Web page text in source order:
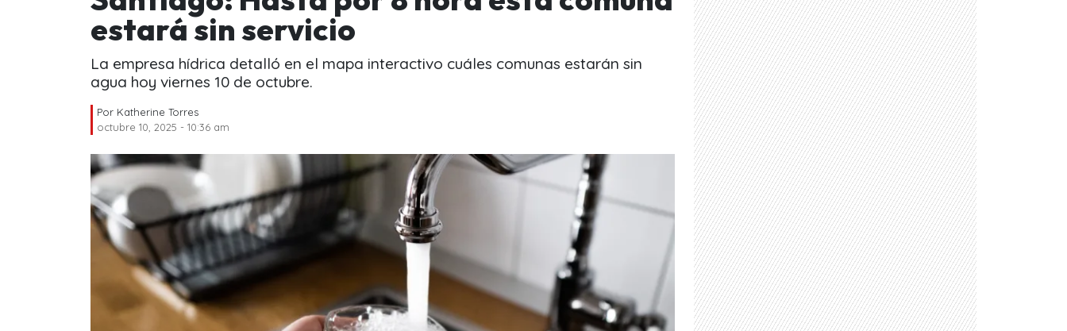
estará sin servicio
La empresa hídrica detalló en el mapa interactivo cuáles comunas estarán sin
agua hoy viernes 10 de octubre.
Por Katherine Torres
octubre 10, 2025 - 10:36 am